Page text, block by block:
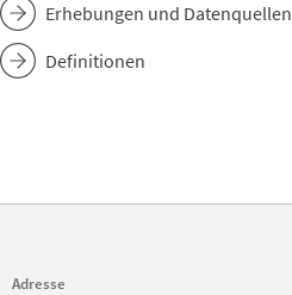
Erhebungen und Datenquellen
Definitionen
Adresse